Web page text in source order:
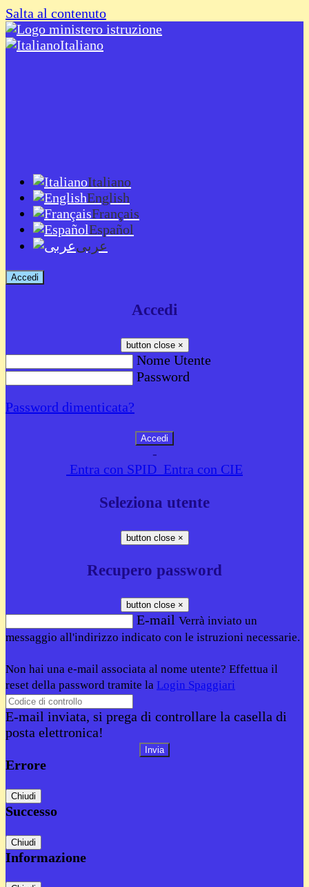
Salta al contenuto
Italiano
Italiano
English
Français
Español
عربى
Accedi
Accedi
button close ×
Nome Utente
Password
Password dimenticata?
-
Entra con SPID Entra con CIE
Seleziona utente
button close ×
Recupero password
button close ×
E-mail Verrà inviato un
messaggio all'indirizzo indicato con le istruzioni necessarie.
Non hai una e-mail associata al nome utente? Effettua il
reset della password tramite la Login Spaggiari
E-mail inviata, si prega di controllare la casella di
posta elettronica!
Errore
Chiudi
Successo
Chiudi
Informazione